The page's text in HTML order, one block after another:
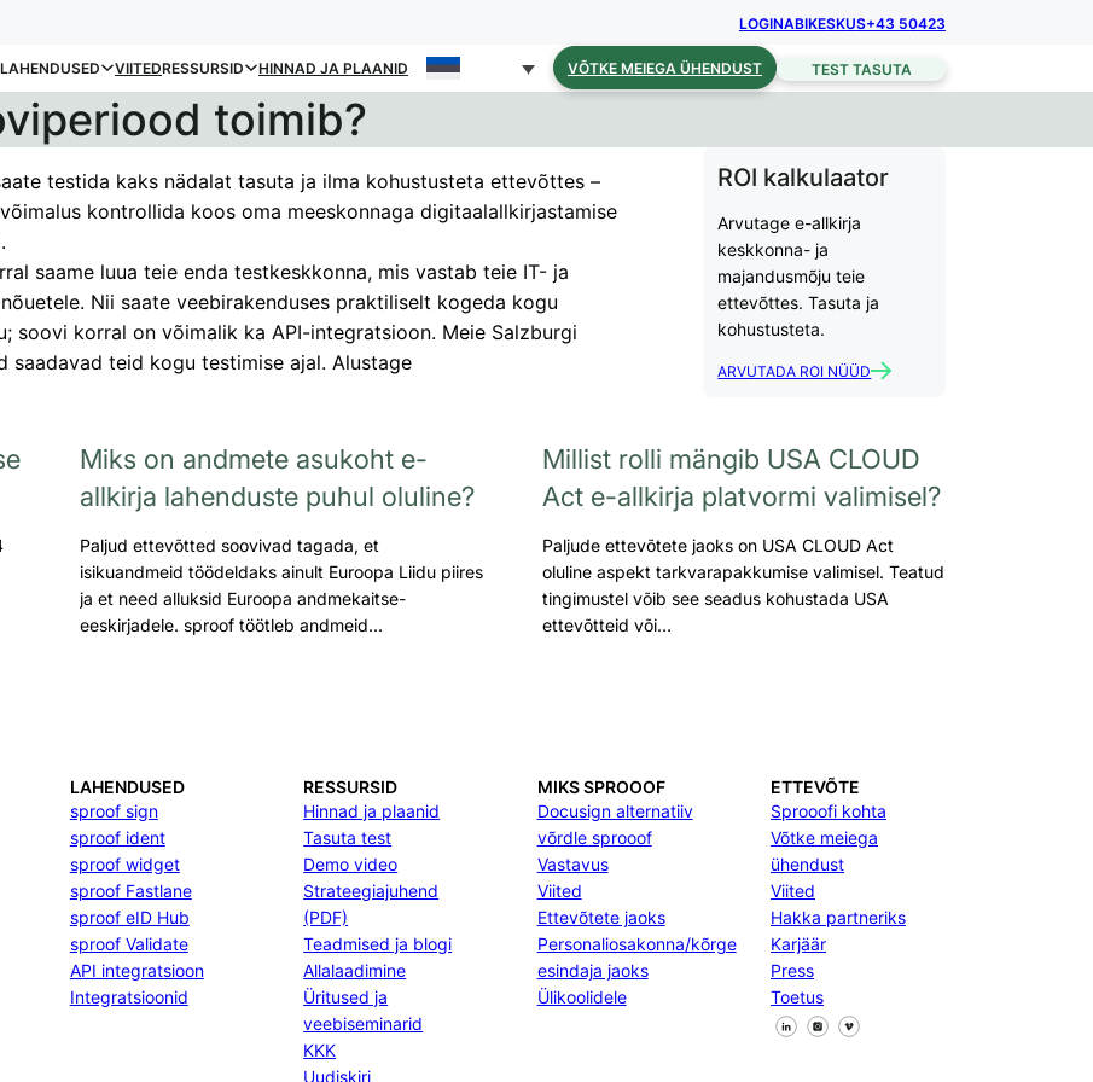
LOGINABIKESKUS+43 50423
LAHENDUSED VIITEDRESSURSID HINNAD JA PLAANID VÕTKE MEIEGA ÜHENDUST TEST TASUTA
toimib?
testida kaks nädalat tasuta ja ilma kohustusteta ettevõttes –
kontrollida koos oma meeskonnaga digitaalallkirjastamise
saame luua teie enda testkeskkonna, mis vastab teie IT- ja
Nii saate veebirakenduses praktiliselt kogeda kogu
soovi korral on võimalik ka API-integratsioon. Meie Salzburgi
saadavad teid kogu testimise ajal. Alustage
ROI kalkulaator
Arvutage e-allkirja
keskkonna- ja
majandusmõju teie
ettevõttes. Tasuta ja
kohustusteta.
ARVUTADA ROI NÜÜD
Miks on andmete asukoht e-
allkirja lahenduste puhul oluline?
Paljud ettevõtted soovivad tagada, et
isikuandmeid töödeldaks ainult Euroopa Liidu piires
ja et need alluksid Euroopa andmekaitse-
eeskirjadele. sproof töötleb andmeid…
Millist rolli mängib USA CLOUD
Act e-allkirja platvormi valimisel?
Paljude ettevõtete jaoks on USA CLOUD Act
oluline aspekt tarkvarapakkumise valimisel. Teatud
tingimustel võib see seadus kohustada USA
ettevõtteid või…
LAHENDUSED
sproof sign
sproof ident
sproof widget
sproof Fastlane
sproof eID Hub
sproof Validate
API integratsioon
Integratsioonid
RESSURSID
Hinnad ja plaanid
Tasuta test
Demo video
Strateegiajuhend
(PDF)
Teadmised ja blogi
Allalaadimine
Üritused ja
veebiseminarid
KKK
Uudiskiri
MIKS SPROOOF
Docusign alternatiiv
võrdle sprooof
Vastavus
Viited
Ettevõtete jaoks
Personaliosakonna/kõrge
esindaja jaoks
Ülikoolidele
ETTEVÕTE
Sprooofi kohta
Võtke meiega
ühendust
Viited
Hakka partneriks
Karjäär
Press
Toetus
Jälgi meid Facebookis
Jälgi meid X
Jälgi meid LinkedInis